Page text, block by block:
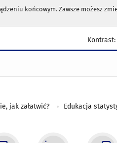
końcowym. Zawsze możesz
Kontrast:
jak załatwić? Edukacja